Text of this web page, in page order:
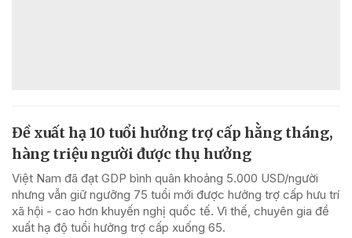
Đề xuất hạ 10 tuổi hưởng trợ cấp hằng tháng,
hàng triệu người được thụ hưởng
Việt Nam đã đạt GDP bình quân khoảng 5.000 USD/người
nhưng vẫn giữ ngưỡng 75 tuổi mới được hưởng trợ cấp hưu trí
xã hội - cao hơn khuyến nghị quốc tế. Vì thế, chuyên gia đề
xuất hạ độ tuổi hưởng trợ cấp xuống 65.